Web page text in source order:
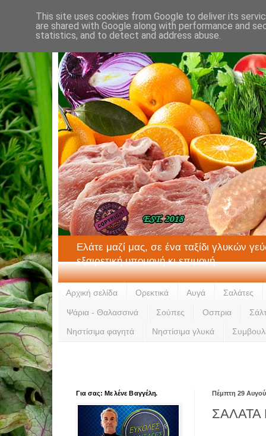
Ελάτε μαζί μας, σε ένα ταξίδι γλυκών
εξαιρετική υπομονή κι επιμονή.
Αρχική σελίδα Ορεκτικά Αυγά Σαλάτες
Ψάρια - Θαλασσινά Σούπες Οσπρια
Νηστίσιμα φαγητά Νηστίσιμα γλυκά
Πέμπτη 29
ΣΑΛΑΤΑ
Για σας: Με λένε Βαγγέλη.
This site uses cookies from Google to deliver its
are shared with Google along with performance and
statistics, and to detect and address abuse.